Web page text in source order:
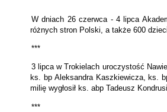
W dniach 26 czerwca - 4 lipca
różnych stron Polski, a także 600
***
3 lipca w Trokielach uroczystość
ks. bp Aleksandra Kaszkiewicza, ks.
milię wygłosił ks. abp Tadeusz
***